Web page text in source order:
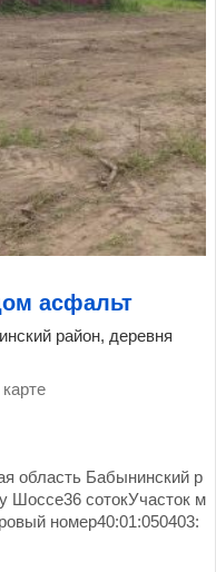
асфальт
район, деревня
область Бабынинский р
Шоссе36 сотокУчасток м
номер40:01:050403: